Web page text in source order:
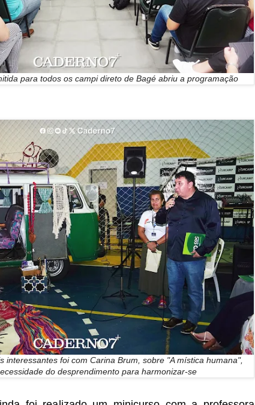
para todos os campi direto de Bagé abriu a programação
interessantes foi com Carina Brum, sobre "A mística humana",
do desprendimento para harmonizar-se